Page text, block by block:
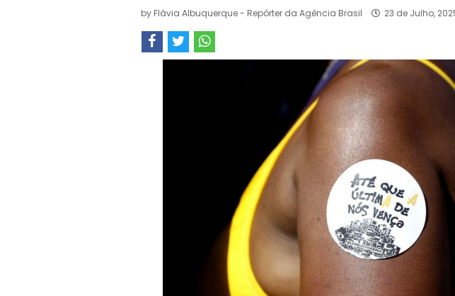
by Flávia Albuquerque - Repórter da Agência Brasil 23 de Julho,